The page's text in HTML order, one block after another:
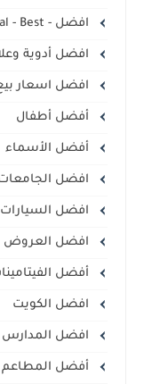
افضل - afdal - Best
افضل أدوية
افضل اسعار
أفضل أطفال
أفضل الأسماء
افضل
افضل السيارات
افضل العروض
أفضل
افضل الكويت
افضل المدارس
أفضل المطاعم